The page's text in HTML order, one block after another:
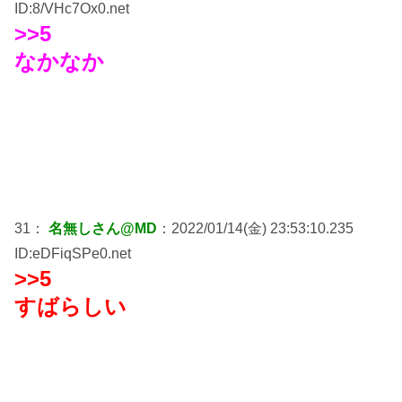
ID:8/VHc7Ox0.net
>>5
なかなか
31： 名無しさん@MD ：2022/01/14(金) 23:53:10.235
ID:eDFiqSPe0.net
>>5
すばらしい